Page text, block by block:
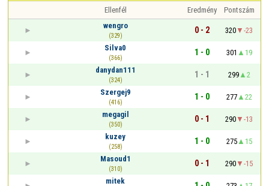
Ellenfél Eredmény
Pontszám
wengro
(329)
0 - 2 320
-23
Silva0
(366)
1 - 0 301
19
danydan111
(324)
1 - 1 299
2
Szergej9
(416)
1 - 0 277
22
megagil
(350)
0 - 1 290
-13
kuzey
(258)
1 - 0 275
15
Masoud1
(310)
0 - 1 290
-15
mitek